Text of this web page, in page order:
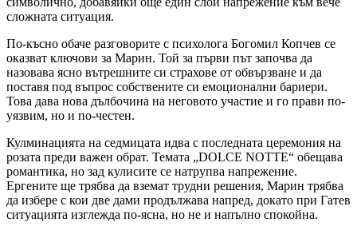
сложната ситуация.
По-късно обаче разговорите с психолога Богомил Копчев се
оказват ключови за Марин. Той за първи път започва да
назовава ясно вътрешните си страхове от обвързване и да
поставя под въпрос собствените си емоционални бариери.
Това дава нова дълбочина на неговото участие и го прави по-
уязвим, но и по-честен.
Кулминацията на седмицата идва с последната церемония на
розата преди важен обрат. Темата „DOLCE NOTTE“ обещава
романтика, но зад кулисите се натрупва напрежение.
Ергените ще трябва да вземат трудни решения, Марин трябва
да избере с кои две дами продължава напред, докато при Гатев
ситуацията изглежда по-ясна, но не и напълно спокойна.